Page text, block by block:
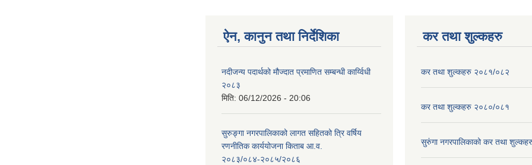
ऐन, कानुन तथा निर्देशिका
नदीजन्य पदार्थको मौज्दात प्रमाणित सम्बन्धी कार्य्विधी
२०८३
मिति: 06/12/2026 - 20:06
सुरुङ्गा नगरपालिकाको लागत सहितको त्रि वर्षिय
रणनीतिक कार्ययोजना किताब आ.व.
२०८३/०८४-२०८५/२०८६
कर तथा शुल्कहरु
कर तथा शुल्कहरु २०८१/०८२
कर तथा शुल्कहरु २०८०/०८१
सुरुंगा नगरपालिकाको कर तथा